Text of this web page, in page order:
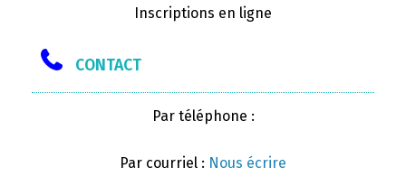
Inscriptions en ligne
CONTACT
Par téléphone :
Par courriel : Nous écrire